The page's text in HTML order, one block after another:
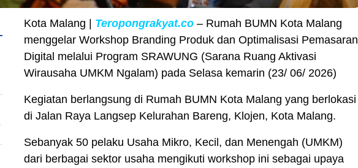
Kota Malang | Teropongrakyat.co – Rumah BUMN Kota Malang
menggelar Workshop Branding Produk dan Optimalisasi Pemasaran
Digital melalui Program SRAWUNG (Sarana Ruang Aktivasi
Wirausaha UMKM Ngalam) pada Selasa kemarin (23/ 06/ 2026)
Kegiatan berlangsung di Rumah BUMN Kota Malang yang berlokasi
di Jalan Raya Langsep Kelurahan Bareng, Klojen, Kota Malang.
Sebanyak 50 pelaku Usaha Mikro, Kecil, dan Menengah (UMKM)
dari berbagai sektor usaha mengikuti workshop ini sebagai upaya